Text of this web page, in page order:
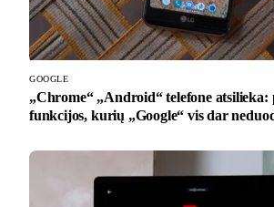
GOOGLE
„Chrome“ „Android“ telefone atsilieka:
funkcijos, kurių „Google“ vis dar